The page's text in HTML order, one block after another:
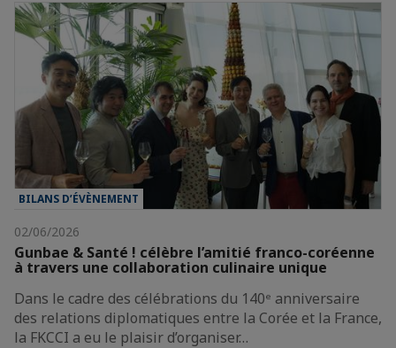
BILANS D’ÉVÈNEMENT
02/06/2026
Gunbae & Santé ! célèbre l’amitié franco-coréenne
à travers une collaboration culinaire unique
Dans le cadre des célébrations du 140ᵉ anniversaire
des relations diplomatiques entre la Corée et la France,
la FKCCI a eu le plaisir d’organiser…